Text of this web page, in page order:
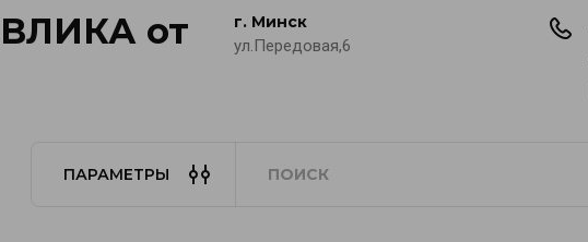
от
г. Минск
ул.Передовая,6
ПАРАМЕТРЫ